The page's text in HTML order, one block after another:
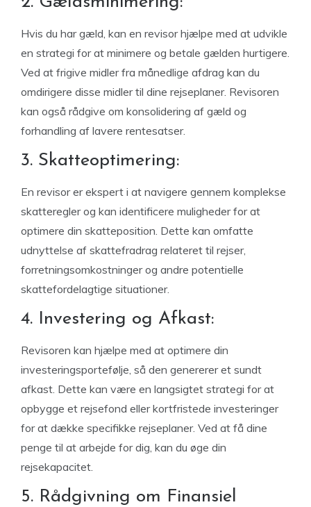
Hvis du har gæld, kan en revisor hjælpe med at udvikle
en strategi for at minimere og betale gælden hurtigere.
Ved at frigive midler fra månedlige afdrag kan du
omdirigere disse midler til dine rejseplaner. Revisoren
kan også rådgive om konsolidering af gæld og
forhandling af lavere rentesatser.
3. Skatteoptimering:
En revisor er ekspert i at navigere gennem komplekse
skatteregler og kan identificere muligheder for at
optimere din skatteposition. Dette kan omfatte
udnyttelse af skattefradrag relateret til rejser,
forretningsomkostninger og andre potentielle
skattefordelagtige situationer.
4. Investering og Afkast:
Revisoren kan hjælpe med at optimere din
investeringsportefølje, så den genererer et sundt
afkast. Dette kan være en langsigtet strategi for at
opbygge et rejsefond eller kortfristede investeringer
for at dække specifikke rejseplaner. Ved at få dine
penge til at arbejde for dig, kan du øge din
rejsekapacitet.
5. Rådgivning om Finansiel